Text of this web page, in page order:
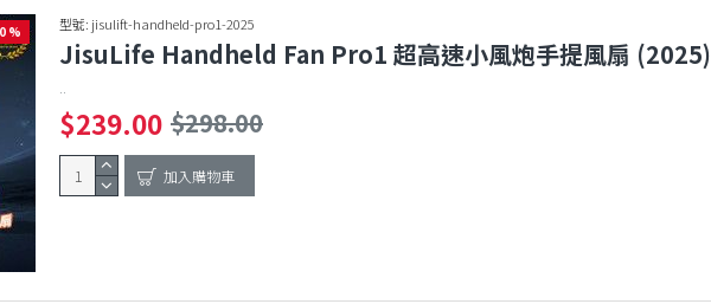
% 型號: jisulift-handheld-pro1-2025
JisuLife Handheld Fan Pro1 超高速小風炮手提風扇 (2025)
..
$239.00 $298.00
加入購物車